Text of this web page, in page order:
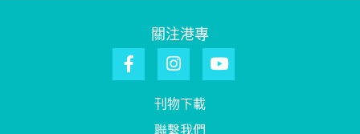
關注港專
刊物下載
聯繫我們